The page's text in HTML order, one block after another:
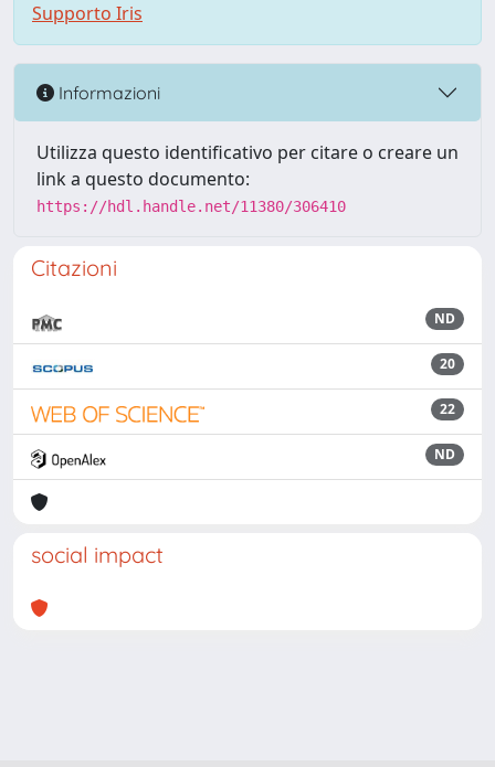
Supporto Iris
Informazioni
Utilizza questo identificativo per citare o creare un
link a questo documento:
https://hdl.handle.net/11380/306410
Citazioni
ND
20
22
ND
social impact